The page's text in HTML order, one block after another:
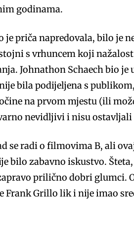
godinama.
je priča napredovala, bilo je
s vrhuncem koji nažalost
Johnathon Schaech bio
bila podijeljena s
na prvom mjestu (ili
nevidljivi i nisu ostavljali
se radi o filmovima B, ali
bilo zabavno iskustvo.
prilično dobri glumci.
Frank Grillo lik i nije imao